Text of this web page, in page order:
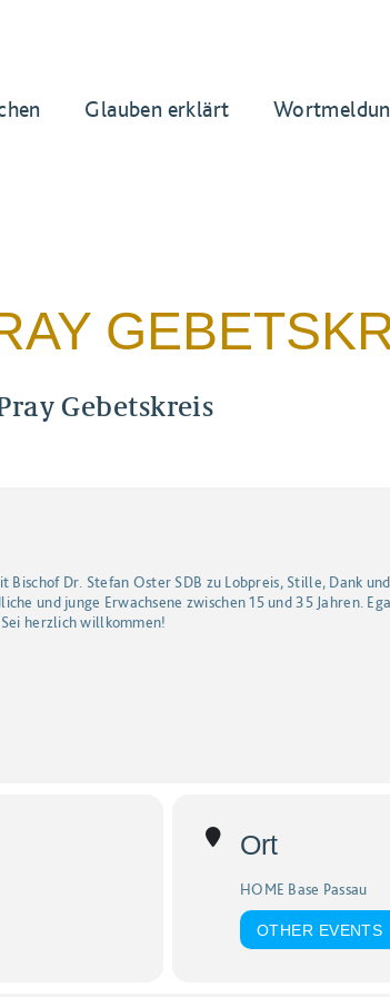
Glauben erklärt
Gebetskreis
Bischof Dr. Stefan Oster SDB zu Lobpreis, Stille, Dank
und junge Erwachsene zwischen 15 und 35 Jahren.
herzlich willkommen!
Ort
HOME Base Passau
OTHER EVENTS